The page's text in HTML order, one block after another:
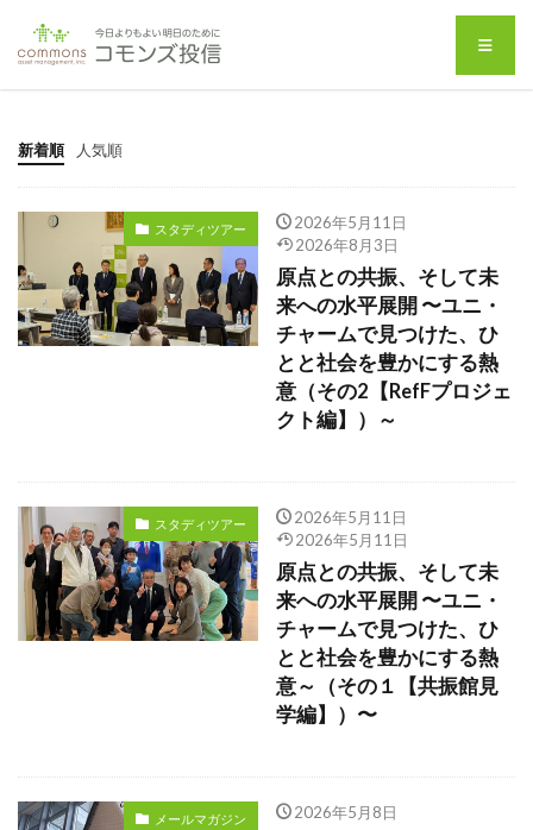
新着順 人気順
スタディツアー
2026年5月11日
2026年8月3日
原点との共振、そして未
来への水平展開 〜ユニ・
チャームで見つけた、ひ
とと社会を豊かにする熱
意（その2【RefFプロジェ
クト編】）～
スタディツアー
2026年5月11日
2026年5月11日
原点との共振、そして未
来への水平展開 〜ユニ・
チャームで見つけた、ひ
とと社会を豊かにする熱
意～（その１【共振館見
学編】）〜
メールマガジン 2026年5月8日